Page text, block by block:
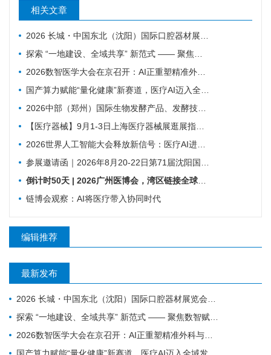
相关文章
2026 长城・中国东北（沈阳）国际口腔器材展览会暨学术交流会｜火爆邀约中
探索 “一地建设、全域共享” 新范式 —— 聚焦数智赋能 盐城25个人工智能医疗项目揭榜挂帅
2026数智医学大会在京召开：AI正重塑精准外科与基层医疗
国产算力赋能“量化健康”新赛道，医疗AI迈入全域发展新阶段
2026中部（郑州）国际生物发酵产品、发酵技术装备博览会
【医疗器械】9月1-3日上海医疗器械展​逛展指南来了！
2026世界人工智能大会释放新信号：医疗AI进入真实场景落地时代
参展邀请函｜2026年8月20-22日第71届沈阳国际医疗器械展览会
倒计时50天 | 2026广州医博会，湾区链接全球，创新驱动健康
链博会观察：AI将医疗带入协同时代
编辑推荐
最新发布
2026 长城・中国东北（沈阳）国际口腔器材展览会暨学术交流会｜火爆邀约中
探索 “一地建设、全域共享” 新范式 —— 聚焦数智赋能 盐城25个人工智能医疗项目揭榜挂帅
2026数智医学大会在京召开：AI正重塑精准外科与基层医疗